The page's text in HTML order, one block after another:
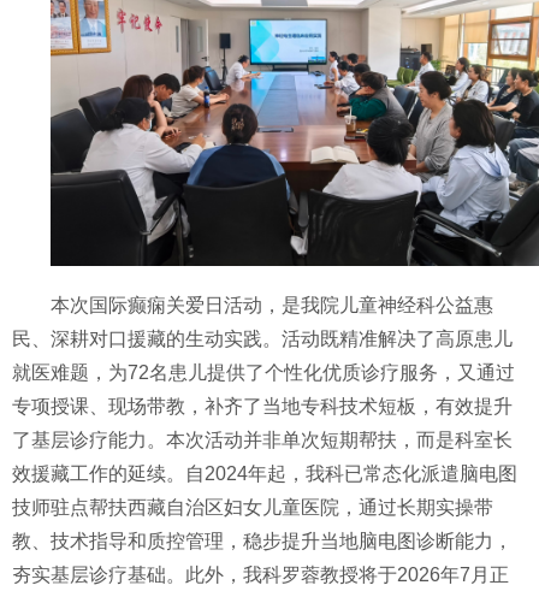
本次国际癫痫关爱日活动，是我院儿童神经科公益惠
民、深耕对口援藏的生动实践。活动既精准解决了高原患儿
就医难题，为72名患儿提供了个性化优质诊疗服务，又通过
专项授课、现场带教，补齐了当地专科技术短板，有效提升
了基层诊疗能力。本次活动并非单次短期帮扶，而是科室长
效援藏工作的延续。自2024年起，我科已常态化派遣脑电图
技师驻点帮扶西藏自治区妇女儿童医院，通过长期实操带
教、技术指导和质控管理，稳步提升当地脑电图诊断能力，
夯实基层诊疗基础。此外，我科罗蓉教授将于2026年7月正